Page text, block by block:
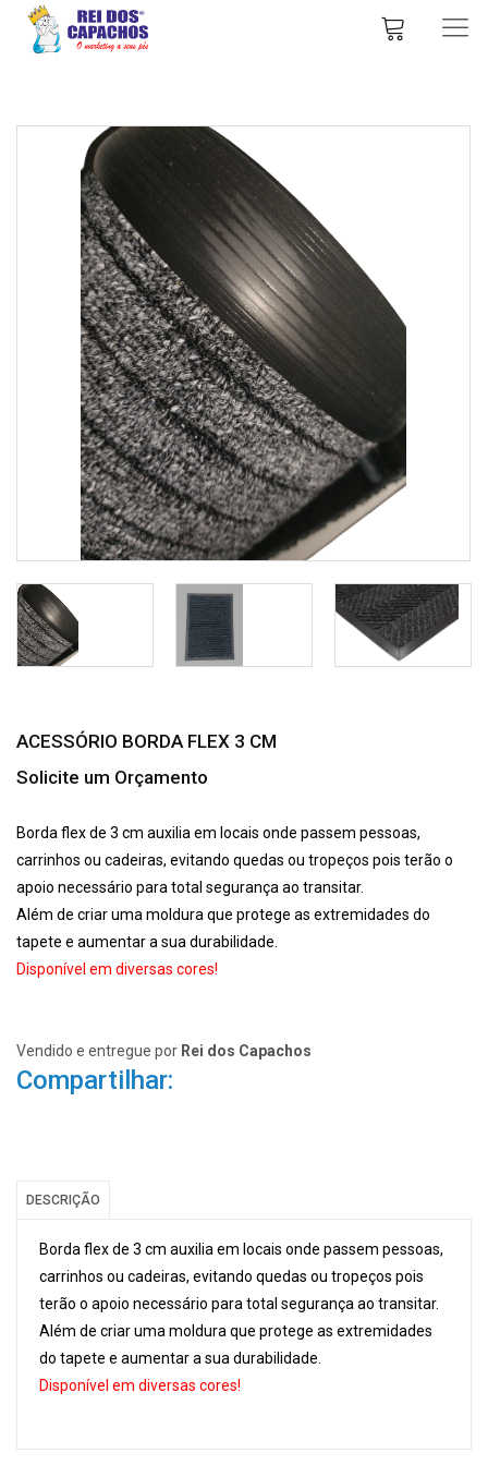
ACESSÓRIO BORDA FLEX 3 CM
Solicite um Orçamento
Borda flex de 3 cm auxilia em locais onde passem pessoas,
carrinhos ou cadeiras, evitando quedas ou tropeços pois terão o
apoio necessário para total segurança ao transitar.
Além de criar uma moldura que protege as extremidades do
tapete e aumentar a sua durabilidade.
Disponível em diversas cores!
Vendido e entregue por Rei dos Capachos
Compartilhar:
DESCRIÇÃO
Borda flex de 3 cm auxilia em locais onde passem pessoas,
carrinhos ou cadeiras, evitando quedas ou tropeços pois
terão o apoio necessário para total segurança ao transitar.
Além de criar uma moldura que protege as extremidades
do tapete e aumentar a sua durabilidade.
Disponível em diversas cores!